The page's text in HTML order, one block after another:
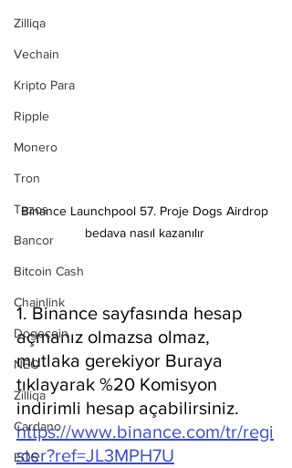
Zilliqa
Vechain
Kripto Para
Ripple
Monero
Tron
Tezos
Bancor
Bitcoin Cash
Chainlink
Dogecoin
NEO
Zilliqa
Cardano
EOS
Binance Launchpool 57. Proje Dogs Airdrop
bedava nasıl kazanılır
1. Binance sayfasında hesap
açmanız olmazsa olmaz,
mutlaka gerekiyor Buraya
tıklayarak %20 Komisyon
indirimli hesap açabilirsiniz.
https://www.binance.com/tr/regi
ster?ref=JL3MPH7U